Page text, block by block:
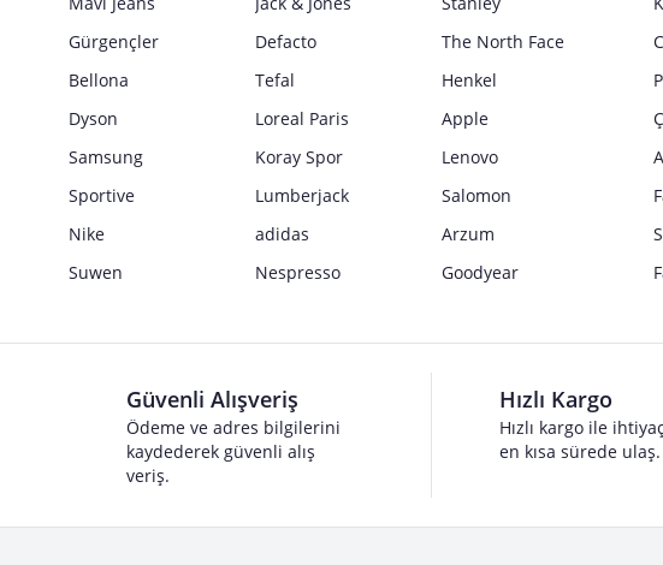
Gürgençler
Defacto
The North Face
Bellona
Tefal
Henkel
Dyson
Loreal Paris
Apple
Samsung
Koray Spor
Lenovo
Sportive
Lumberjack
Salomon
Nike
adidas
Arzum
Suwen
Nespresso Goodyear
Güvenli Alışveriş
Ödeme ve adres bilgilerini
kaydederek güvenli alış
veriş.
Hızlı Kargo
Hızlı kargo ile
en kısa sürede ulaş.